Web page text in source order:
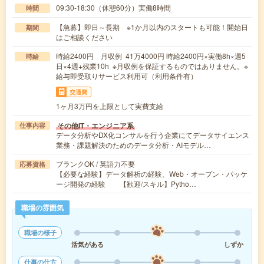
時間 09:30-18:30（休憩60分）実働8時間
期間
【急募】即日～長期 ※1か月以内のスタートも可能！開始日
はご相談ください
時給
時給2400円 月収例 41万4000円 時給2400円×実働8h×週5
日×4週+残業10h ※月収例を保証するものではありません。※
給与即受取りサービス利用可（利用条件有）
交通費
1ヶ月3万円を上限として実費支給
仕事内容 その他IT・エンジニア系
データ分析やDX化コンサルを行う企業にてデータサイエンス
業務・課題解決のためのデータ分析・AIモデル…
応募資格
ブランクOK / 英語力不要
【必要な経験】データ解析の経験、Web・オープン・パッケ
ージ開発の経験 【歓迎/スキル】Pytho…
職場の雰囲気
職場の様子
活気がある
しずか
仕事の仕方